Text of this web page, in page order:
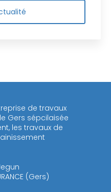
de travaux
Gers sépcilaisée
les travaux de
(Gers)